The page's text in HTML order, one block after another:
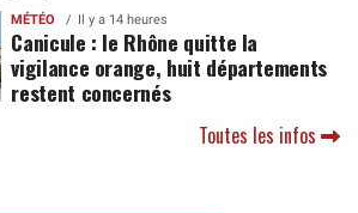
MÉTÉO Il y a 14 heures
Canicule : le Rhône quitte la
vigilance orange, huit départements
restent concernés
Toutes les infos